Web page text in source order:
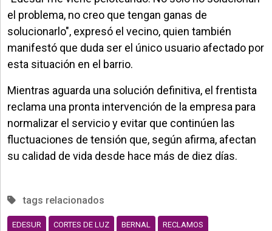
el problema, no creo que tengan ganas de
solucionarlo", expresó el vecino, quien también
manifestó que duda ser el único usuario afectado por
esta situación en el barrio.
Mientras aguarda una solución definitiva, el frentista
reclama una pronta intervención de la empresa para
normalizar el servicio y evitar que continúen las
fluctuaciones de tensión que, según afirma, afectan
su calidad de vida desde hace más de diez días.
tags relacionados
EDESUR CORTES DE LUZ BERNAL RECLAMOS